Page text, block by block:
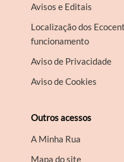
Avisos e Editais
Localização dos
funcionamento
Aviso de Privacidade
Aviso de Cookies
Outros acessos
A Minha Rua
Mapa do site